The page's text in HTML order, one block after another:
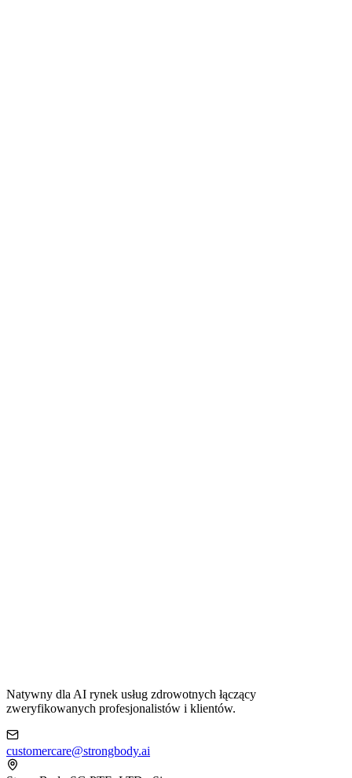
Natywny dla AI rynek usług zdrowotnych łączący
zweryfikowanych profesjonalistów i klientów.
customercare@strongbody.ai